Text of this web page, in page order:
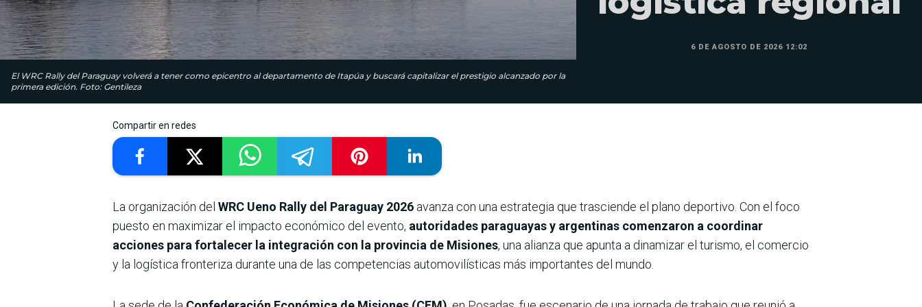
El WRC Rally del Paraguay volverá a tener como epicentro al departamento de Itapúa y buscará capitalizar el prestigio alcanzado por la
primera edición. Foto: Gentileza
6 DE AGOSTO DE 2026 12:02
Compartir en redes
La organización del WRC Ueno Rally del Paraguay 2026 avanza con una estrategia que trasciende el plano deportivo. Con el foco
puesto en maximizar el impacto económico del evento, autoridades paraguayas y argentinas comenzaron a coordinar
acciones para fortalecer la integración con la provincia de Misiones, una alianza que apunta a dinamizar el turismo, el comercio
y la logística fronteriza durante una de las competencias automovilísticas más importantes del mundo.